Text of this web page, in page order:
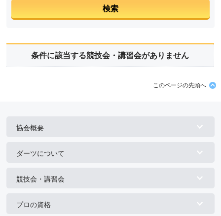
条件に該当する競技会・講習会がありません
このページの先頭へ
協会概要
ダーツについて
競技会・講習会
プロの資格